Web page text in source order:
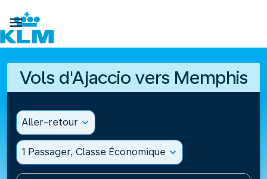

Vols d'Ajaccio vers Memphis
Aller-retour expand_more
1 Passager, Classe Économique expand_more